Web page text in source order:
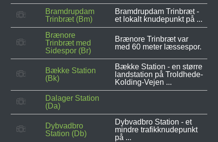
Bramdrupdam
Trinbræt (Bm)
Bramdrupdam Trinbræt -
et lokalt knudepunkt på ...
Brænore
Trinbræt med
Sidespor (Br)
Brænore Trinbræt var
med 60 meter læssespor.
Bække Station
(Bk)
Bække Station - en større
landstation på Troldhede-
Kolding-Vejen ...
Dalager Station
(Da)
Dybvadbro
Station (Db)
Dybvadbro Station - et
mindre trafikknudepunkt
på ...